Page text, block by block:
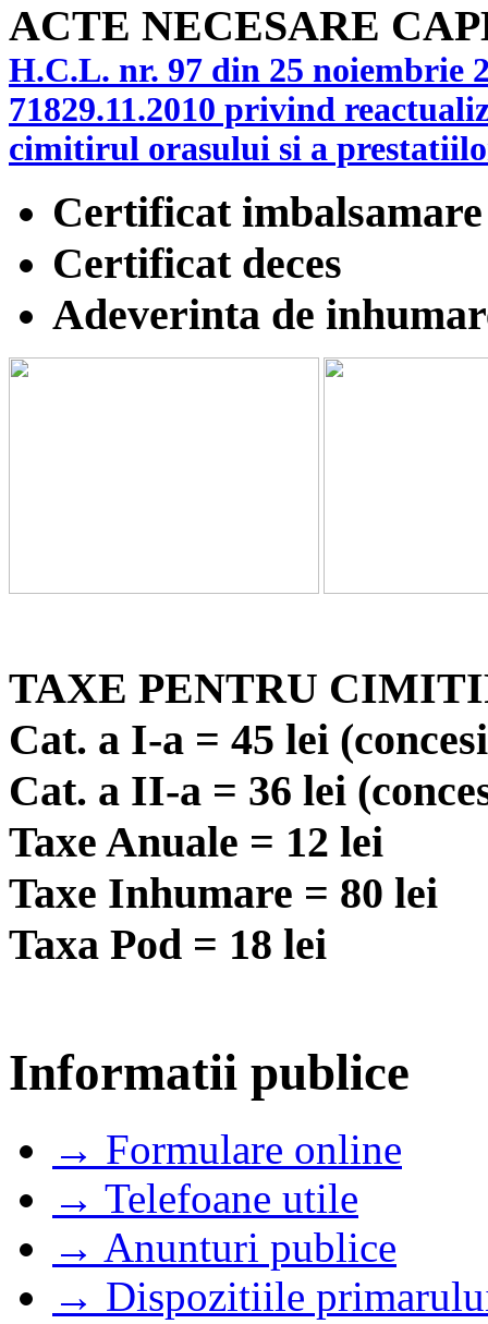
ACTE NECESARE
H.C.L. nr. 97 din 25 noiembrie
71829.11.2010 privind
cimitirul orasului si a
Certificat imbalsamare
Certificat deces
Adeverinta de
TAXE PENTRU
Cat. a I-a = 45 lei
Cat. a II-a = 36 lei
Taxe Anuale = 12 lei
Taxe Inhumare = 80 lei
Taxa Pod = 18 lei
Informatii publice
→ Formulare online
→ Telefoane utile
→ Anunturi publice
→ Dispozitiile